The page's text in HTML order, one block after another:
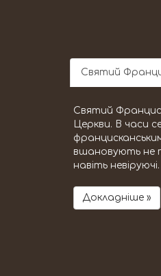
Святий
Святий
Церкви. В часи
вшановують не
навіть невіруючі.
Докладніше »